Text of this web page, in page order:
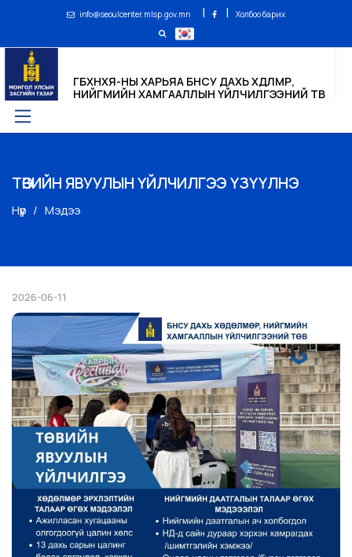
info@seoulcenter.mlsp.gov.mn | | Холбоо барих
ГБХНХЯ-НЫ ХАРЬЯА БНСУ ДАХЬ ХӨДӨЛМӨР,
НИЙГМИЙН ХАМГААЛЛЫН ҮЙЛЧИЛГЭЭНИЙ ТӨВ
ТӨВИЙН ЯВУУЛЫН ҮЙЛЧИЛГЭЭ ҮЗҮҮЛНЭ
Нүүр Мэдээ
2026-06-11